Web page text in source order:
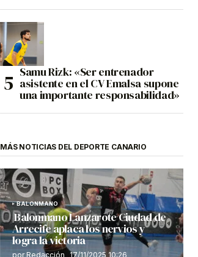
Samu Rizk: «Ser entrenador
asistente en el CV Emalsa supone
una importante responsabilidad»
MÁS NOTICIAS DEL DEPORTE CANARIO
BALONMANO
Balonmano Lanzarote Ciudad de
Arrecife aplaca los nervios y
logra la victoria
por Redacción 17/11/2025 10:26